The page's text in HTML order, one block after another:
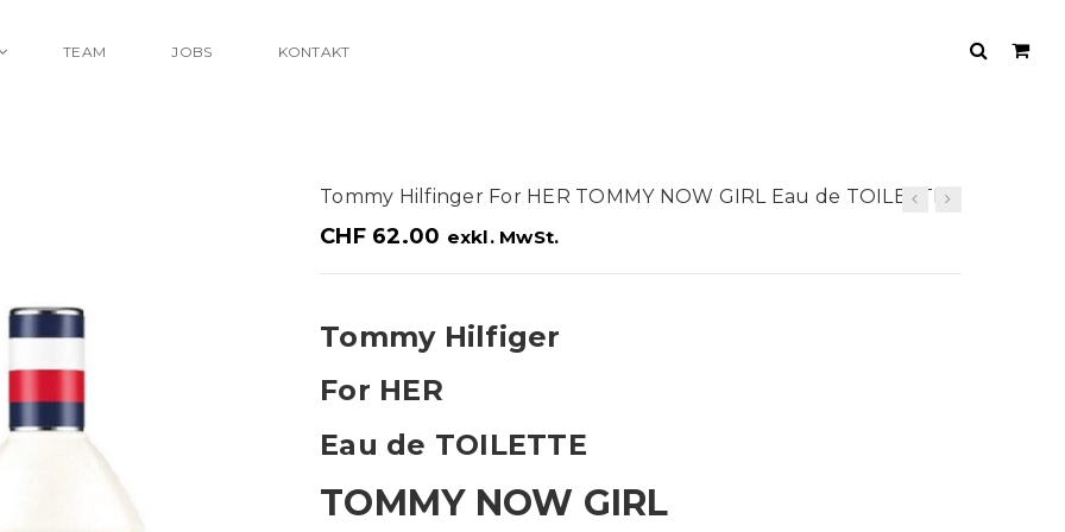
TEAM JOBS KONTAKT
Tommy Hilfinger For HER TOMMY NOW GIRL Eau de TOILETTE
CHF62.00 exkl. MwSt.
Tommy Hilfiger
For HER
Eau de TOILETTE
TOMMY NOW GIRL